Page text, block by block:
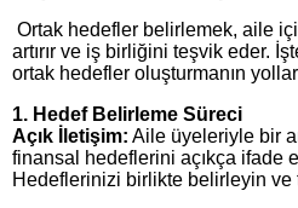
Ortak hedefler belirlemek, aile
artırır ve iş birliğini teşvik eder.
ortak hedefler oluşturmanın
1. Hedef Belirleme Süreci
Açık İletişim: Aile üyeleriyle bir
finansal hedeflerini açıkça ifade
Hedeflerinizi birlikte belirleyin ve